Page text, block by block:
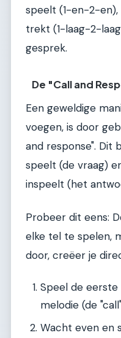
speelt (1-en-2-en),
trekt (1-laag-2-
gesprek.
De "Call and
Een geweldige
voegen, is door
and response". Dit
speelt (de vraag)
inspeelt (het
Probeer dit eens:
elke tel te spelen,
door, creëer je
Speel de
melodie (de
Wacht even en